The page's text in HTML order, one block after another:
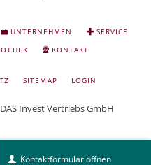
Kontaktformular öffnen
UNTERNEHMEN
SERVICE
KONTAKT
SITEMAP LOGIN
Invest Vertriebs GmbH